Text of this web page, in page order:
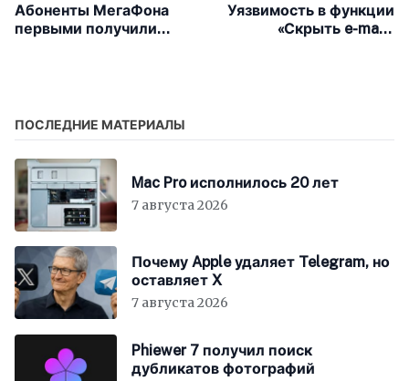
Абоненты МегаФона
первыми получили
Уязвимость в функции
«Скрыть e-mail»
ПОСЛЕДНИЕ МАТЕРИАЛЫ
Mac Pro исполнилось 20 лет
7 августа 2026
Почему Apple удаляет Telegram, но
оставляет X
7 августа 2026
Phiewer 7 получил поиск
дубликатов фотографий